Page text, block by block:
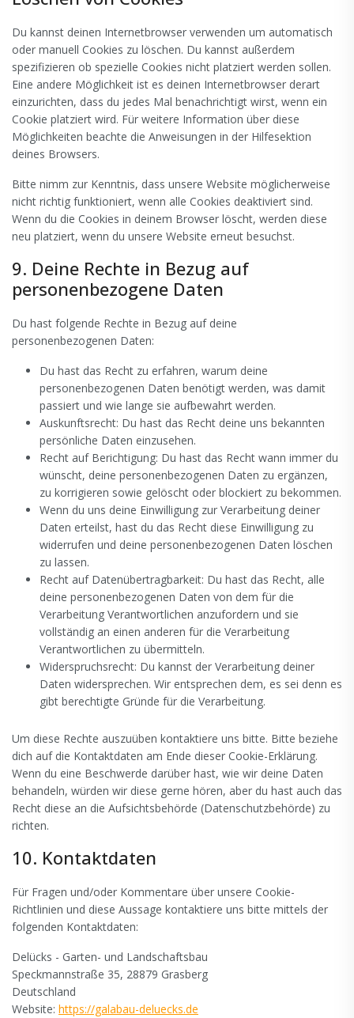
Du kannst deinen Internetbrowser verwenden um automatisch
oder manuell Cookies zu löschen. Du kannst außerdem
spezifizieren ob spezielle Cookies nicht platziert werden sollen.
Eine andere Möglichkeit ist es deinen Internetbrowser derart
einzurichten, dass du jedes Mal benachrichtigt wirst, wenn ein
Cookie platziert wird. Für weitere Information über diese
Möglichkeiten beachte die Anweisungen in der Hilfesektion
deines Browsers.
Bitte nimm zur Kenntnis, dass unsere Website möglicherweise
nicht richtig funktioniert, wenn alle Cookies deaktiviert sind.
Wenn du die Cookies in deinem Browser löscht, werden diese
neu platziert, wenn du unsere Website erneut besuchst.
9. Deine Rechte in Bezug auf
personenbezogene Daten
Du hast folgende Rechte in Bezug auf deine
personenbezogenen Daten:
Du hast das Recht zu erfahren, warum deine
personenbezogenen Daten benötigt werden, was damit
passiert und wie lange sie aufbewahrt werden.
Auskunftsrecht: Du hast das Recht deine uns bekannten
persönliche Daten einzusehen.
Recht auf Berichtigung: Du hast das Recht wann immer du
wünscht, deine personenbezogenen Daten zu ergänzen,
zu korrigieren sowie gelöscht oder blockiert zu bekommen.
Wenn du uns deine Einwilligung zur Verarbeitung deiner
Daten erteilst, hast du das Recht diese Einwilligung zu
widerrufen und deine personenbezogenen Daten löschen
zu lassen.
Recht auf Datenübertragbarkeit: Du hast das Recht, alle
deine personenbezogenen Daten von dem für die
Verarbeitung Verantwortlichen anzufordern und sie
vollständig an einen anderen für die Verarbeitung
Verantwortlichen zu übermitteln.
Widerspruchsrecht: Du kannst der Verarbeitung deiner
Daten widersprechen. Wir entsprechen dem, es sei denn es
gibt berechtigte Gründe für die Verarbeitung.
Um diese Rechte auszuüben kontaktiere uns bitte. Bitte beziehe
dich auf die Kontaktdaten am Ende dieser Cookie-Erklärung.
Wenn du eine Beschwerde darüber hast, wie wir deine Daten
behandeln, würden wir diese gerne hören, aber du hast auch das
Recht diese an die Aufsichtsbehörde (Datenschutzbehörde) zu
richten.
10. Kontaktdaten
Für Fragen und/oder Kommentare über unsere Cookie-
Richtlinien und diese Aussage kontaktiere uns bitte mittels der
folgenden Kontaktdaten:
Delücks - Garten- und Landschaftsbau
Speckmannstraße 35, 28879 Grasberg
Deutschland
Website: https://galabau-deluecks.de